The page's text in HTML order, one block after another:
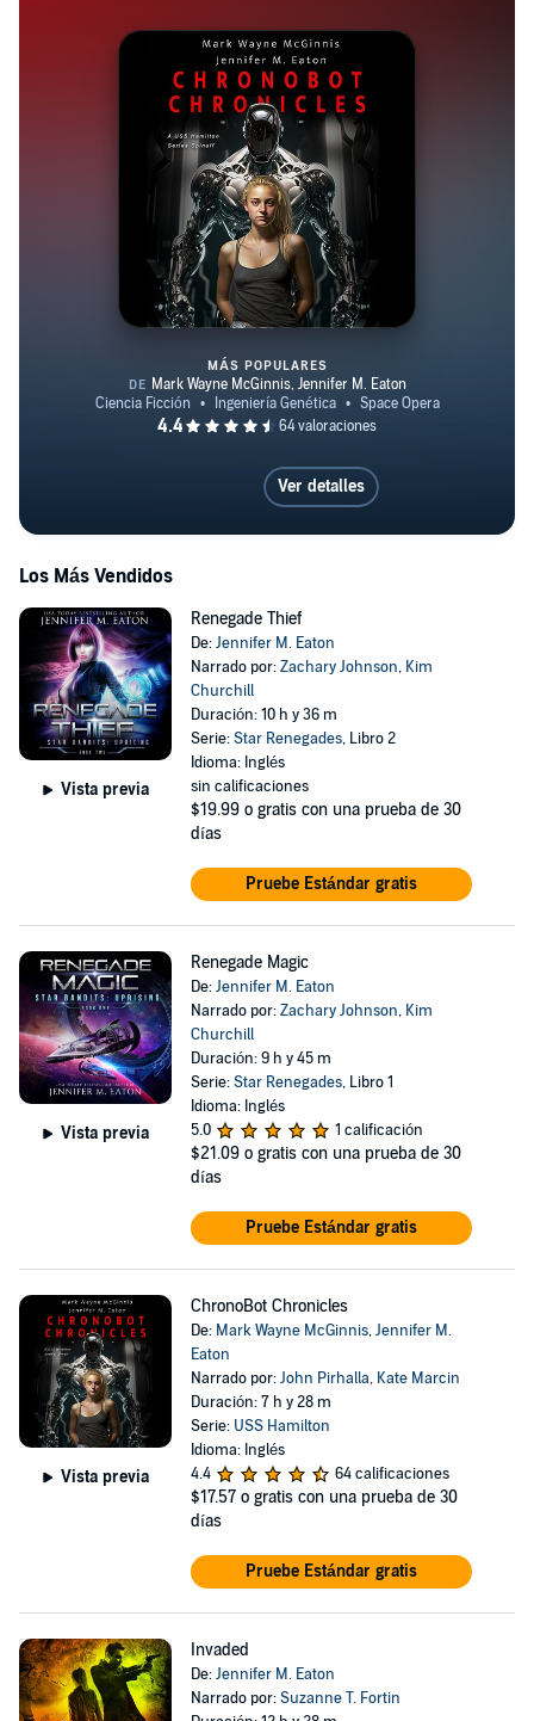
ChronoBot Chronicles
MÁS POPULARES
Ver detalles
Los Más Vendidos
Vista previa
Renegade Thief
De:Jennifer M. Eaton
Narrado por:Zachary Johnson, Kim
Churchill
Duración: 10 h y 36 m
Serie:Star Renegades, Libro 2
Idioma: Inglés
sin calificaciones
$19.99 o gratis con una prueba de 30
días
Pruebe Estándar gratis
Vista previa
Renegade Magic
De:Jennifer M. Eaton
Narrado por:Zachary Johnson, Kim
Churchill
Duración: 9 h y 45 m
Serie:Star Renegades, Libro 1
Idioma: Inglés
5.0
1 calificación
$21.09 o gratis con una prueba de 30
días
Pruebe Estándar gratis
Vista previa
ChronoBot Chronicles
De: Mark Wayne McGinnis,Jennifer M.
Eaton
Narrado por:John Pirhalla, Kate Marcin
Duración: 7 h y 28 m
Serie: USS Hamilton
Idioma: Inglés
4.4
64 calificaciones
$17.57 o gratis con una prueba de 30
días
Pruebe Estándar gratis
Invaded
De:Jennifer M. Eaton
Narrado por:Suzanne T. Fortin